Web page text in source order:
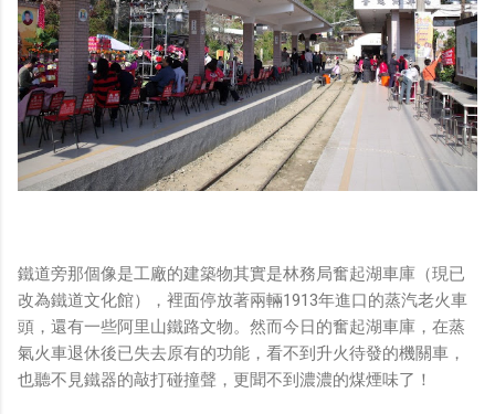
鐵道旁那個像是工廠的建築物其實是林務局奮起湖車庫（現已
改為鐵道文化館），裡面停放著兩輛1913年進口的蒸汽老火車
頭，還有一些阿里山鐵路文物。然而今日的奮起湖車庫，在蒸
氣火車退休後已失去原有的功能，看不到升火待發的機關車，
也聽不見鐵器的敲打碰撞聲，更聞不到濃濃的煤煙味了！